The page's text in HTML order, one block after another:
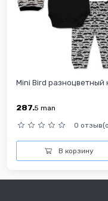
Mini Bird разноцветный
287.5 man
0
В корзину